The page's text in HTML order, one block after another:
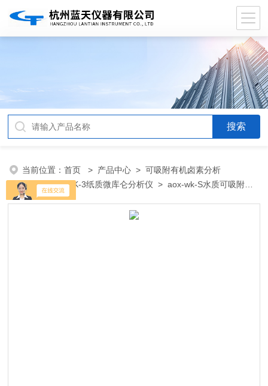
当前位置：首页 > 产品中心 >可吸附有机卤素分析
仪
>AOX-WK-3纸质微库仑分析仪 > aox-wk-S水质可吸附有
机卤素AOX微库伦法检测仪器